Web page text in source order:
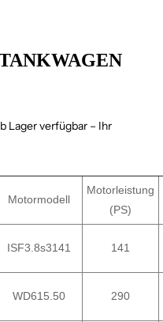
Lager verfügbar – Ihr
Motormodell
Motorleistung
(PS)
ISF3.8s3141 141
WD615.50 290